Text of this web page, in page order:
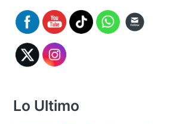
Lo Ultimo